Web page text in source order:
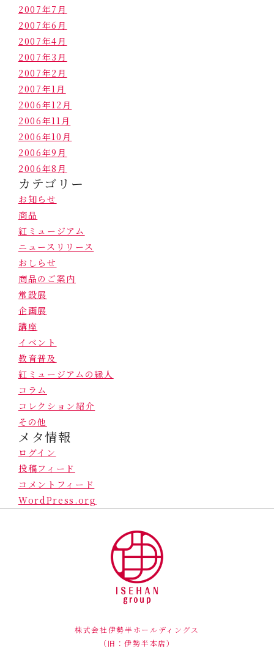
2007年7月
2007年6月
2007年4月
2007年3月
2007年2月
2007年1月
2006年12月
2006年11月
2006年10月
2006年9月
2006年8月
カテゴリー
お知らせ
商品
紅ミュージアム
ニュースリリース
おしらせ
商品のご案内
常設展
企画展
講座
イベント
教育普及
紅ミュージアムの縁人
コラム
コレクション紹介
その他
メタ情報
ログイン
投稿フィード
コメントフィード
WordPress.org
株式会社伊勢半ホールディングス
（旧：伊勢半本店）